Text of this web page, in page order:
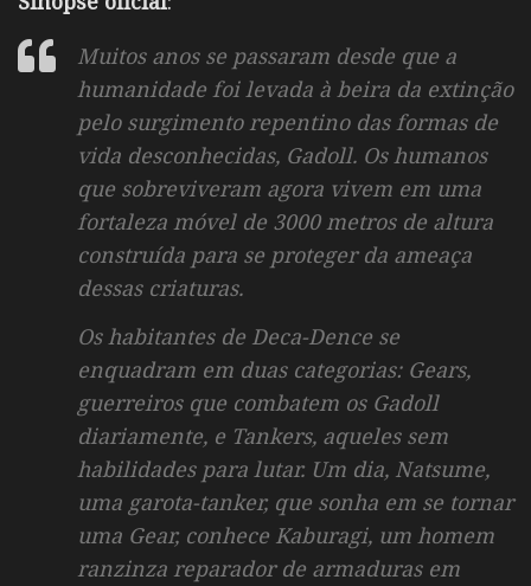
Muitos anos se passaram desde que a
humanidade foi levada à beira da extinção
pelo surgimento repentino das formas de
vida desconhecidas, Gadoll. Os humanos
que sobreviveram agora vivem em uma
fortaleza móvel de 3000 metros de altura
construída para se proteger da ameaça
dessas criaturas.
Os habitantes de Deca-Dence se
enquadram em duas categorias: Gears,
guerreiros que combatem os Gadoll
diariamente, e Tankers, aqueles sem
habilidades para lutar. Um dia, Natsume,
uma garota-tanker, que sonha em se tornar
uma Gear, conhece Kaburagi, um homem
ranzinza reparador de armaduras em